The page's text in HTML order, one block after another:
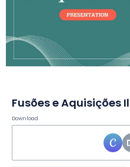
Fusões e Aquisições
Download